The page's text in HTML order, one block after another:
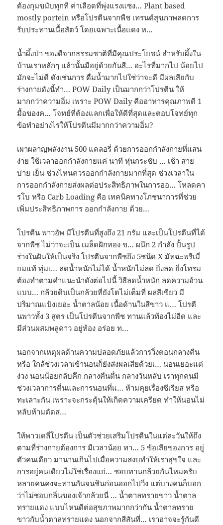
ต้องกุมขมับทุกที ค่าเลือดที่พุ่งแรงแซง… Plant based
mostly portein หรือโปรตีนจากพืช เทรนด์สุขภาพลดการ
รับประทานเนื้อสัตว์ โดยเฉพาะเนื้อแดง ห…
น้ำผึ้งป่า ของดีจากธรรมชาติที่มีคุณประโยชน์ สำหรับผึ้งใน
บ้านเราหลักๆ แล้วนั้นมีอยู่ด้วยกันสี… อะไรที่มากไป น้อยไป
มักจะไม่ดี ดังเช่นการ ดื่มน้ำมากไปใช่ว่าจะดี มีผลเสียกับ
ร่างกายดังนี้ทํา… POW Daily เป็นมากกว่าโปรตีน ให้
มากกว่าความอิ่ม เพราะ POW Daily คืออาหารคุณภาพดี 1
มื้อของค… โจทย์ที่ต้องแลกเพื่อให้ดีที่สุดและตอบโจทย์ทุก
ข้อทำอย่างไรให้โปรตีนมีมากกว่าความอิ่ม?
เผาผลาญพลังงาน 500 แคลอรี่ ด้วยการออกกำลังกายที่แสน
ง่าย ใช้เวลาออกกำลังกายแค่ นาที หุ่นกระชับ … เช้า สาย
บ่าย เย็น ช่วงไหนควรออกกำลังกายมากที่สุด ช่วงเวลาใน
การออกกำลังกายส่งผลต่อประสิทธิภาพในการออ… โหลดคา
รโบ หรือ Carb Loading คือ เทคนิคทางโภชนาการที่ช่วย
เพิ่มประสิทธิภาพการ ออกกำลังกาย ด้วย…
โปรตีน พาวอัพ มีโปรตีนที่สูงถึง 21 กรัม และเป็นโปรตีนที่ได้
จากพืช ไม่ว่าจะเป็น เมล็ดฝักทอง ข… ผนึก 2 กำลัง ปั้นรูป
ร่างในฝันให้เป็นจริง โปรตีนจากพืชถึง 5ชนิด X มัทฉะพรีเมี่
ยมแท้ ทุ่มเ… ลดน้ำหนักไม่ได้ น้ำหนักไม่ลด ยิ่งลด ยิ่งโทรม
ต้องทำตามคำแนะนำดังต่อไปนี้ วิธีลดน้ำหนัก ลดความอ้วน
แบบ… กล้วยดิบเป็นกล้วยที่ยังโตไม่เต็มที่ ผลสีเขียว มี
ปริมาณแป้งเยอะ น้ำตาลน้อย เนื้อด้านในสีขาว แ… โปรตี
นพาวทั้ง 3 สูตร เป็นโปรตีนจากพืช ทานแล้วท้องไม่อืด และ
มีส่วนผสมพลูคาว อยู่ท้อง อร่อย ท…
นอกจากเหตุผลด้านความปลอดภัยแล้วการวิ่งตอนกลางคืน
หรือ ใกล้ช่วงเวลาเข้านอนก็ยังส่งผลเสียด้วยเ… นอนเยอะแต่
ง่วง นอนน้อยกลับคึก กลางคืนตื่น กลางวันหลับ เราทุกคนมี
ช่วงเวลาการตื่นและการนอนที่แ… ห้ามคุยเรื่องซีเรียส หรือ
ทะเลาะกัน เพราะจะกระตุ้นให้เกิดความเครียด ทำให้นอนไม่
หลับห้ามตัดส…
ให้พาวเดลี่โปรตีน เป็นตัวช่วยเสริมโปรตีนในแต่ละวันให้ถึง
ตามที่ร่างกายต้องการ มีเวลาน้อย ทา… 5 ข้อเสียของการ อยู่
ตัวคนเดียว มานานเกินไปเมื่อความสงบทำให้เราสุขใจ และ
การอยู่คนเดียวไม่ใช่เรื่องแย่… ชอบทานกล้วยกันไหมครับ
หลายคนคงจะทานกันจนชินก่อนออกไปวิ่ง แต่บางคนก็บอก
ว่าไม่ชอบกลิ่นของเจ้ากล้วยนี่ … น้ำตาลทรายขาว น้ำตาล
ทรายแดง แบบไหนดีต่อสุขภาพมากกว่ากัน น้ำตาลทราย
ขาวกับน้ำตาลทรายแดง นอกจากสีสันที่… เราอาจจะรู้กันดี